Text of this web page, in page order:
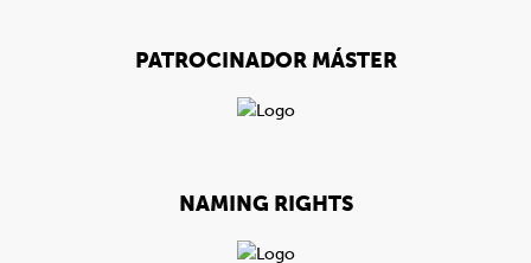
PATROCINADOR MÁSTER
NAMING RIGHTS